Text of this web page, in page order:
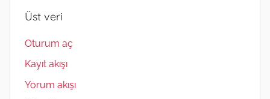
Üst veri
Oturum aç
Kayıt akışı
Yorum akışı